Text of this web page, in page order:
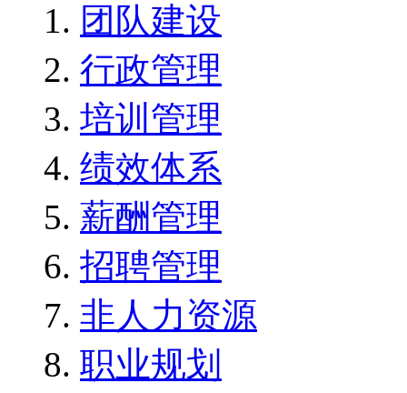
团队建设
行政管理
培训管理
绩效体系
薪酬管理
招聘管理
非人力资源
职业规划